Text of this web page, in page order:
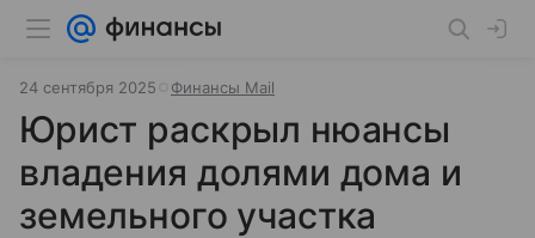
24 сентября 2025 Финансы Mail
Юрист раскрыл нюансы
владения долями дома и
земельного участка